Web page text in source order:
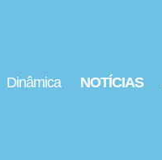
Dinâmica NOTÍCIAS